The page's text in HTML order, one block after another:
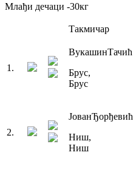
Млађи дечаци -30кг
Такмичар
1 .
ВукашинТачић
Брус,
Брус
2.
ЈованЂорђевић
Ниш,
Ниш